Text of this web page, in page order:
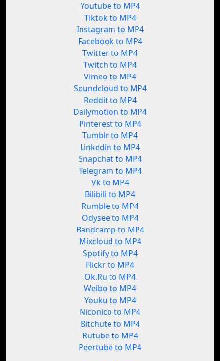
Youtube to MP4
Tiktok to MP4
Instagram to MP4
Facebook to MP4
Twitter to MP4
Twitch to MP4
Vimeo to MP4
Soundcloud to MP4
Reddit to MP4
Dailymotion to MP4
Pinterest to MP4
Tumblr to MP4
Linkedin to MP4
Snapchat to MP4
Telegram to MP4
Vk to MP4
Bilibili to MP4
Rumble to MP4
Odysee to MP4
Bandcamp to MP4
Mixcloud to MP4
Spotify to MP4
Flickr to MP4
Ok.Ru to MP4
Weibo to MP4
Youku to MP4
Niconico to MP4
Bitchute to MP4
Rutube to MP4
Peertube to MP4